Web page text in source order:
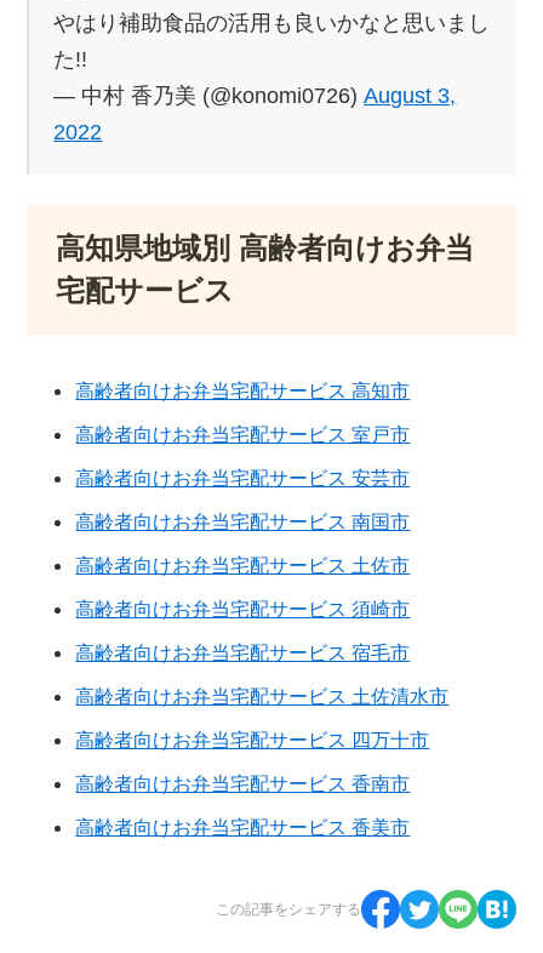
やはり補助食品の活用も良いかなと思いまし
た!!
— 中村 香乃美 (@konomi0726)August 3,
2022
高知県地域別 高齢者向けお弁当
宅配サービス
高齢者向けお弁当宅配サービス 高知市
高齢者向けお弁当宅配サービス 室戸市
高齢者向けお弁当宅配サービス 安芸市
高齢者向けお弁当宅配サービス 南国市
高齢者向けお弁当宅配サービス 土佐市
高齢者向けお弁当宅配サービス 須崎市
高齢者向けお弁当宅配サービス 宿毛市
高齢者向けお弁当宅配サービス 土佐清水市
高齢者向けお弁当宅配サービス 四万十市
高齢者向けお弁当宅配サービス 香南市
高齢者向けお弁当宅配サービス 香美市
この記事をシェアする